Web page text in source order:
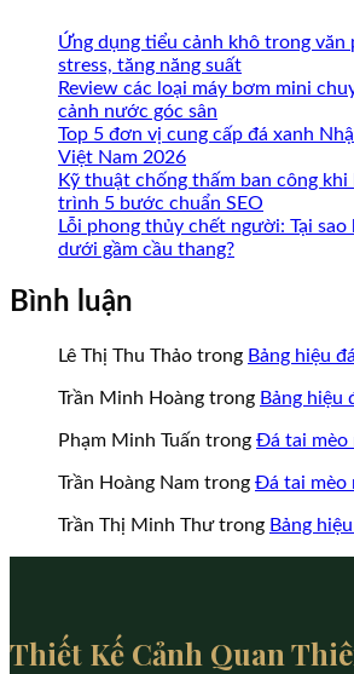
Ứng dụng tiểu cảnh khô trong văn
stress, tăng năng suất
Review các loại máy bơm mini
cảnh nước góc sân
Top 5 đơn vị cung cấp đá xanh
Việt Nam 2026
Kỹ thuật chống thấm ban công
trình 5 bước chuẩn SEO
Lỗi phong thủy chết người: Tại sao
dưới gầm cầu thang?
Bình luận
Lê Thị Thu Thảo trong Bảng hiệu
Trần Minh Hoàng trong Bảng hiệu
Phạm Minh Tuấn trong Đá tai mèo
Trần Hoàng Nam trong Đá tai mèo
Trần Thị Minh Thưtrong Bảng
Thiết Kế Cảnh Quan